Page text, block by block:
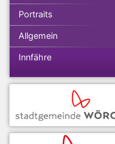
Portraits
Allgemein
Innfähre